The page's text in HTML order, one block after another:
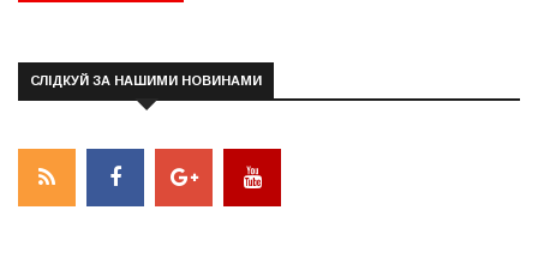
СЛІДКУЙ ЗА НАШИМИ НОВИНАМИ